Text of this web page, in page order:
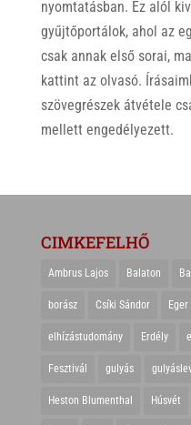
nyomtatásban. Ez alól
gyűjtőportálok, ahol az
csak annak első sorai,
kattint az olvasó.
szövegrészek átvétele
mellett engedélyezett.
CIMKEFELHŐ
Ambrus Lajos Balaton
borász Csíki Sándor Eger
elhízástudomány Erdély
Fesztivál gulyás
Heston Blumenthal Húsvét